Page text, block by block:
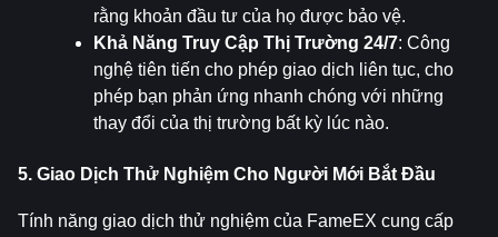
rằng khoản đầu tư của họ được bảo vệ.
Khả Năng Truy Cập Thị Trường 24/7: Công
nghệ tiên tiến cho phép giao dịch liên tục, cho
phép bạn phản ứng nhanh chóng với những
thay đổi của thị trường bất kỳ lúc nào.
5. Giao Dịch Thử Nghiệm Cho Người Mới Bắt Đầu
Tính năng giao dịch thử nghiệm của FameEX cung cấp